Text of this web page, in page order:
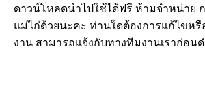
ดาวน์โหลดนำไปใช้ได้ฟรี ห้ามจำหน่าย
แม่ไก่ด้วยนะคะ ท่านใดต้องการแก้ไขห
งาน สามารถแจ้งกับทางทีมงานเราก่อน